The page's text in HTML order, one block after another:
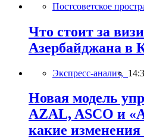
Постсоветское
Что стоит за
Азербайджана в
Экспресс-анализ,
Новая модель
AZAL, ASCO и
какие изменения